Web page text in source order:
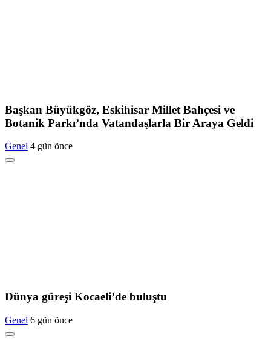
Başkan Büyükgöz, Eskihisar Millet Bahçesi ve
Botanik Parkı’nda Vatandaşlarla Bir Araya Geldi
Genel 4 gün önce
Dünya güreşi Kocaeli’de buluştu
Genel 6 gün önce